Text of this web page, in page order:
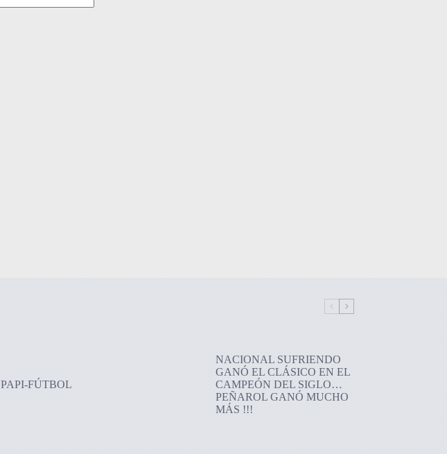
PAPI-FÚTBOL
NACIONAL SUFRIENDO
GANÓ EL CLÁSICO EN EL
CAMPEÓN DEL SIGLO…
PEÑAROL GANÓ MUCHO
MÁS !!!